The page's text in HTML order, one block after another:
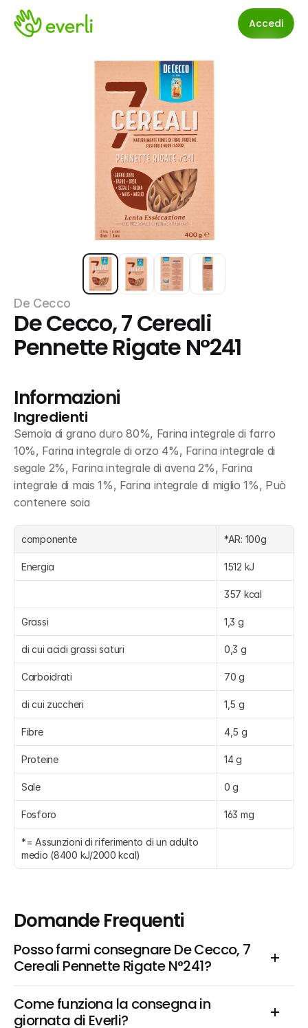
Accedi
De Cecco
De Cecco, 7 Cereali
Pennette Rigate N°241
Informazioni
Ingredienti
Semola di grano duro 80%, Farina integrale di farro
10%, Farina integrale di orzo 4%, Farina integrale di
segale 2%, Farina integrale di avena 2%, Farina
integrale di mais 1%, Farina integrale di miglio 1%, Può
contenere soia
componente *AR: 100g
Energia 1512 kJ
357 kcal
Grassi 1,3 g
di cui acidi grassi saturi 0,3 g
Carboidrati 70 g
di cui zuccheri 1,5 g
Fibre 4,5 g
Proteine 14 g
Sale 0 g
Fosforo 163 mg
*= Assunzioni di riferimento di un adulto
medio (8400 kJ/2000 kcal)
Domande Frequenti
Posso farmi consegnare De Cecco, 7
Cereali Pennette Rigate N°241?
Come funziona la consegna in
giornata di Everli?